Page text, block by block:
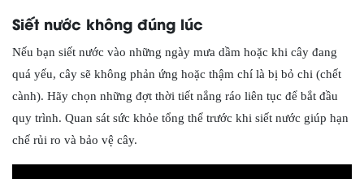
Siết nước không đúng lúc
Nếu bạn siết nước vào những ngày mưa dầm hoặc khi cây đang
quá yếu, cây sẽ không phản ứng hoặc thậm chí là bị bỏ chi (chết
cành). Hãy chọn những đợt thời tiết nắng ráo liên tục để bắt đầu
quy trình. Quan sát sức khỏe tổng thể trước khi siết nước giúp hạn
chế rủi ro và bảo vệ cây.